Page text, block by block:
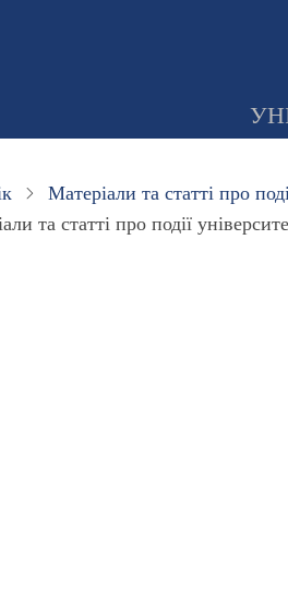
Матеріали та статті про
та статті про події